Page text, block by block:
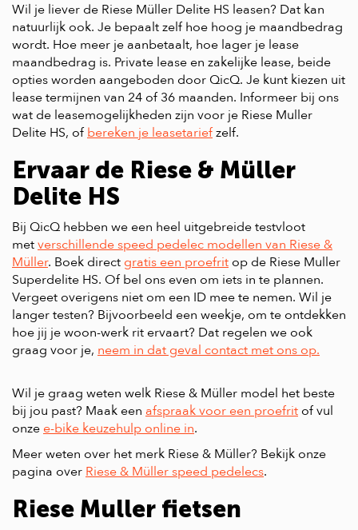
Wil je liever de Riese Müller Delite HS leasen? Dat kan
natuurlijk ook. Je bepaalt zelf hoe hoog je maandbedrag
wordt. Hoe meer je aanbetaalt, hoe lager je lease
maandbedrag is. Private lease en zakelijke lease, beide
opties worden aangeboden door QicQ. Je kunt kiezen uit
lease termijnen van 24 of 36 maanden. Informeer bij ons
wat de leasemogelijkheden zijn voor je Riese Muller
Delite HS, ofbereken je leasetariefzelf.
Ervaar de Riese & Müller
Delite HS
Bij QicQ hebben we een heel uitgebreide testvloot
metverschillende speed pedelec modellen van Riese &
Müller. Boek direct gratis een proefrit op de Riese Muller
Superdelite HS. Of bel ons even om iets in te plannen.
Vergeet overigens niet om een ID mee te nemen. Wil je
langer testen? Bijvoorbeeld een weekje, om te ontdekken
hoe jij je woon-werk rit ervaart? Dat regelen we ook
graag voor je, neem in dat geval contact met ons op.
Wil je graag weten welk Riese & Müller model het beste
bij jou past? Maak een afspraak voor een proefrit of vul
onze e-bike keuzehulp online in.
Meer weten over het merk Riese & Müller? Bekijk onze
pagina over Riese & Müller speed pedelecs.
Riese Muller fietsen